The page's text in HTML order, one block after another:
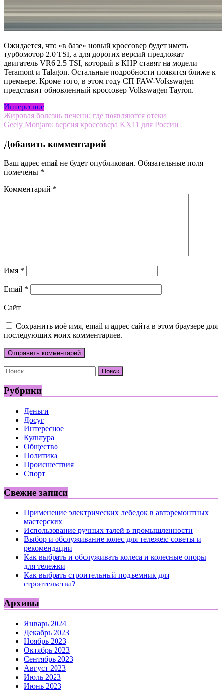
Ожидается, что «в базе» новый кроссовер будет иметь
турбомотор 2.0 TSI, а для дорогих версий предложат
двигатель VR6 2.5 TSI, который в КНР ставят на модели
Teramont и Talagon. Остальные подробности появятся ближе к
премьере. Кроме того, в этом году СП FAW-Volkswagen
представит обновленный кроссовер Volkswagen Tayron.
Интересное
Навигация
по
записям
Жировая болезнь печени: где появляются отеки
Geely Monjaro: версия кроссовера KX11 для России
Добавить комментарий
Ваш адрес email не будет опубликован. Обязательные поля
помечены *
Комментарий *
Имя *
Email *
Сайт
Сохранить моё имя, email и адрес сайта в этом браузере для
последующих моих комментариев.
Найти:
Рубрики
Деньги
Досуг
Интересное
Культура
Общество
Политика
Происшествия
Спорт
Свежие записи
Применение электрических лебедок в авторемонтных
мастерских
Использование ручных талей в промышленности
Выбор и обслуживание колес для тележек: советы и
рекомендации
Как выбрать и обслуживать колеса и колесные опоры
для тележки
Как выбрать строительный подъемник для
строительства?
Архивы
Январь 2024
Декабрь 2023
Ноябрь 2023
Октябрь 2023
Сентябрь 2023
Август 2023
Июль 2023
Июнь 2023